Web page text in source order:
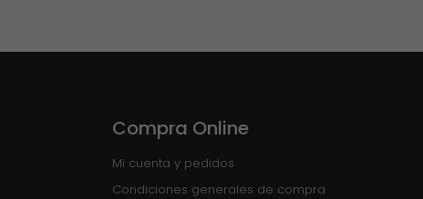
Compra Online
Mi cuenta y pedidos
Condiciones generales de compra